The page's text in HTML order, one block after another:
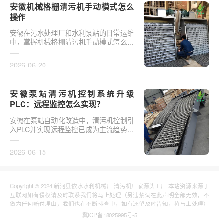
安徽机械格栅清污机手动模式怎么
操作
安徽在污水处理厂和水利泵站的日常运维
中，掌握机械格栅清污机手动模式怎么操
作是保障设备稳定运行的基础环节。以某
2026-06-20
安徽泵站清污机控制系统升级
PLC：远程监控怎么实现？
安徽在泵站自动化改造中，清污机控制引
入PLC并实现远程监控已成为主流趋势。
传统清污机多采用继电器硬接线，无法实
2026-06-15
Copyright © 2024 新河县依水水利机械厂 清污机厂家源头工厂 本站资源来源于
互联网如有侵权请及时联系我们将马上处理（另违禁词在此声明全部无效，不
做为任何赔付理由，我们也在不断排查中，如有还望及时告知，将马上处理）
冀ICP备18025995号-5